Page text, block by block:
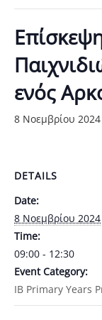
ενός
8 Νοεμβρίου
DETAILS
Date:
8 Νοεμβρίου 2024
Time:
09:00 - 12:30
Event Category:
ΙΒ Primary Years